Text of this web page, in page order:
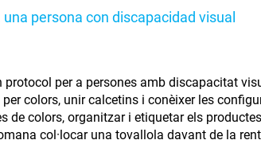
persona con discapacidad visual
protocol per a persones amb discapacitat
colors, unir calcetins i conèixer les
de colors, organitzar i etiquetar els
col·locar una tovallola davant de la